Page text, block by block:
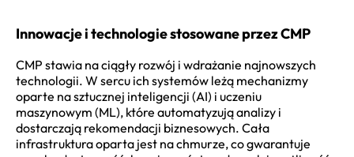
Innowacje i technologie stosowane przez CMP
CMP stawia na ciągły rozwój i wdrażanie najnowszych
technologii. W sercu ich systemów leżą mechanizmy
oparte na sztucznej inteligencji (AI) i uczeniu
maszynowym (ML), które automatyzują analizy i
dostarczają rekomendacji biznesowych. Cała
infrastruktura oparta jest na chmurze, co gwarantuje